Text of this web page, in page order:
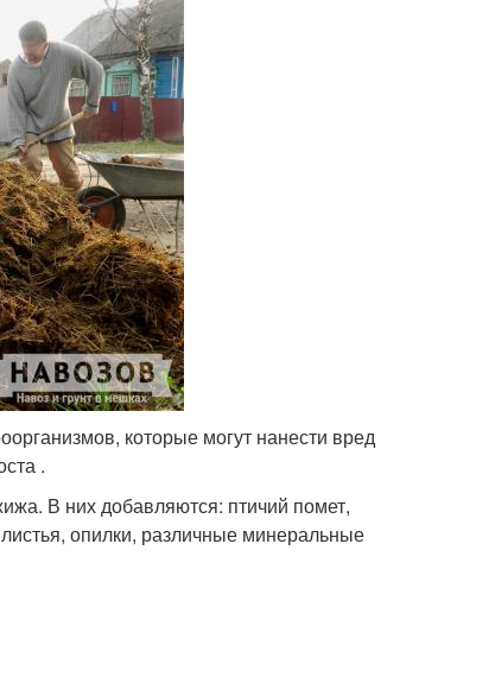
которые могут нанести вред
.
В них добавляются: птичий помет,
опилки, различные минеральные